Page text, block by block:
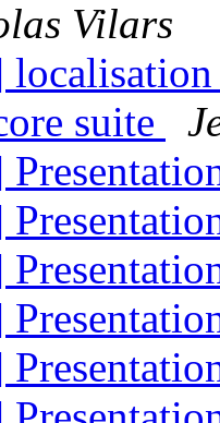
Vilars
suite